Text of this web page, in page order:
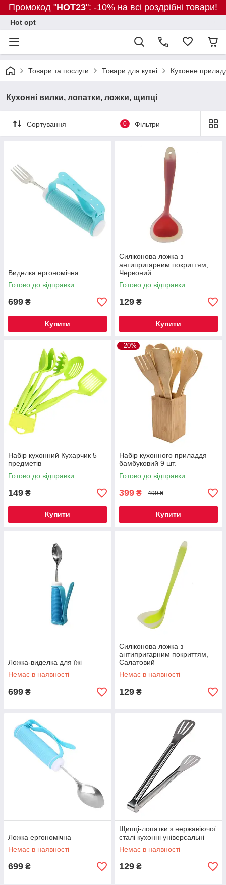
Промокод "HOT23": -10% на всі роздрібні товари!
Hot opt
Товари та послуги Товари для кухні Кухонне
Кухонні вилки, лопатки, ложки, щипці
Сортування 0 Фільтри
Виделка ергономічна
Готово до відправки
699 ₴
Купити
Силіконова ложка з
антипригарним покриттям,
Червоний
Готово до відправки
129 ₴
Купити
Набір кухонний Кухарчик 5
предметів
Готово до відправки
149 ₴
Купити
–20%
Набір кухонного приладдя
бамбуковий 9 шт.
Готово до відправки
399 ₴ 499 ₴
Купити
Ложка-виделка для їжі
Немає в наявності
699 ₴
Силіконова ложка з
антипригарним покриттям,
Салатовий
Немає в наявності
129 ₴
Ложка ергономічна
Немає в наявності
699 ₴
Щипці-лопатки з нержавіючої
сталі кухонні універсальні
Немає в наявності
129 ₴